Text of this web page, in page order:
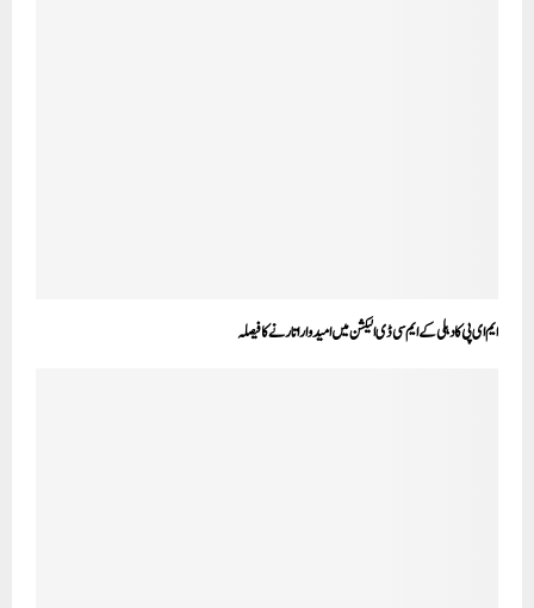
ایم ای پی کا دہلی کے ایم سی ڈی الیکشن میں امیدوار اتارنے کا فیصلہ